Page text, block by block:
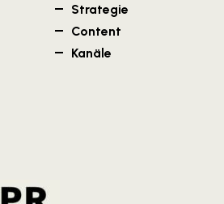
Strategie
Content
Kanäle